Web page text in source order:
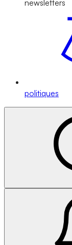
newsletters
politiques